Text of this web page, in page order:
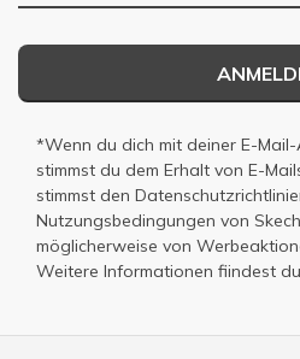
*Wenn du dich mit deiner E-
stimmst du dem Erhalt von E-
stimmst den
Nutzungsbedingungen von
möglicherweise von
Weitere Informationen fiindest